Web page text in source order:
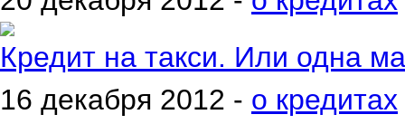
Кредит на такси. Или одна
16 декабря 2012 - о кредитах